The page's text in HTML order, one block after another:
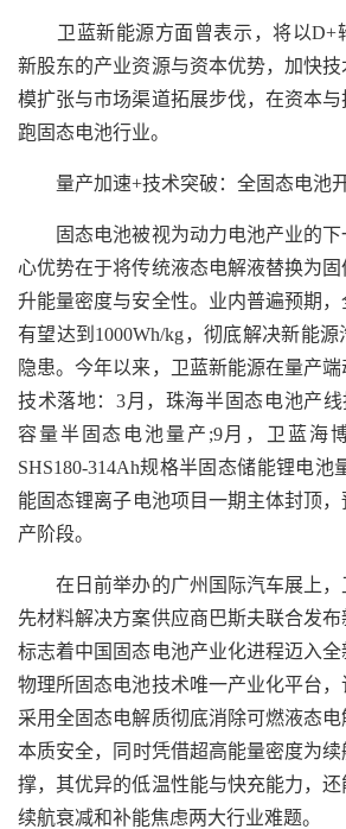
卫蓝新能源方面曾表示，将以D+
新股东的产业资源与资本优势，加快
模扩张与市场渠道拓展步伐，在资本
跑固态电池行业。
量产加速+技术突破：全固态电池
固态电池被视为动力电池产业的下
心优势在于将传统液态电解液替换为
升能量密度与安全性。业内普遍预期
有望达到1000Wh/kg，彻底解决新能
隐患。今年以来，卫蓝新能源在量产
技术落地：3月，珠海半固态电池产
容量半固态电池量产;9月，卫蓝海
SHS180-314Ah规格半固态储能锂电池
能固态锂离子电池项目一期主体封顶，
产阶段。
在日前举办的广州国际汽车展上，
先材料解决方案供应商巴斯夫联合发布
标志着中国固态电池产业化进程迈入
物理所固态电池技术唯一产业化平台
采用全固态电解质彻底消除可燃液态
本质安全，同时凭借超高能量密度为续
撑，其优异的低温性能与快充能力，
续航衰减和补能焦虑两大行业难题。